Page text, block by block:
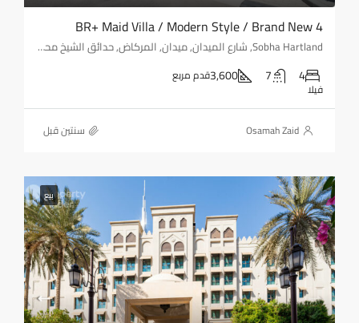
4 BR+ Maid Villa / Modern Style / Brand New
Sobha Hartland, شارع الميدان, ميدان, المركاض, حدائق الشيخ محمد بن راشد/وادي الصفا 1, دبي, الإمارات العربية المتحدة
4
7
3,600قدم مربع
فيلا
Osamah Zaid ‏سنتين قبل
بيع